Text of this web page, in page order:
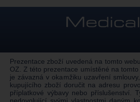
Prezentace zboží uvedená na tomto
OZ. Z této prezentace umístěné na
je závazná v okamžiku uzavření
kupujícího zboží doručit na adresu
příplatkové výbavy nebo příslušenství.